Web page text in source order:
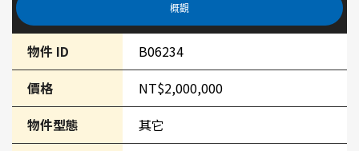
概觀
物件 ID
B06234
價格
NT$2,000,000
物件型態
其它